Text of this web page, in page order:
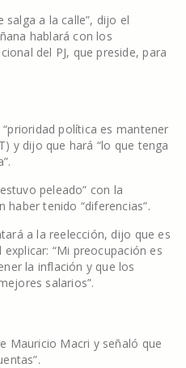
a la calle”, dijo el
hablará con los
del PJ, que preside, para
política es mantener
y dijo que hará “lo que tenga
peleado” con la
haber tenido “diferencias”.
a la reelección, dijo que es
“Mi preocupación es
la inflación y que los
salarios”.
Mauricio Macri y señaló que